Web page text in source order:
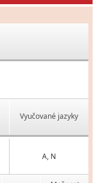
Vyučované jazyky
A, N